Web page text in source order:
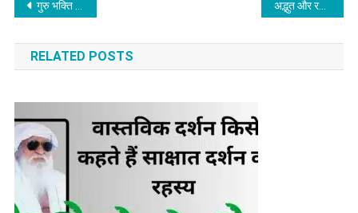
Post
navigation
गुरु भक्ति का लाभ और फायदा जाने कुछ बातें। Guru Bhakti Ke Labh अद्भुत और रहस्यमय- आध्यात्मिक प्रश्न उत्तर | जाने क्या और कैसे? Adhyatmik prsno ke Uttar
RELATED POSTS